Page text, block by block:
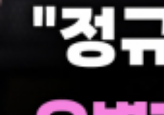
* YTN star에서는 연예인 및
ytnstar@ytn.co.kr로 언제든 연
[저작권자(c) YTN 무단전재,